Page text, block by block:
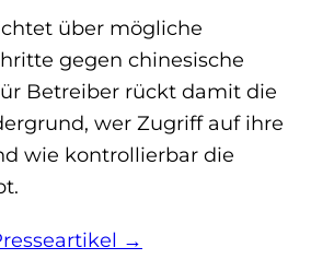
über mögliche
gegen chinesische
Betreiber rückt damit die
wer Zugriff auf ihre
wie kontrollierbar die
→